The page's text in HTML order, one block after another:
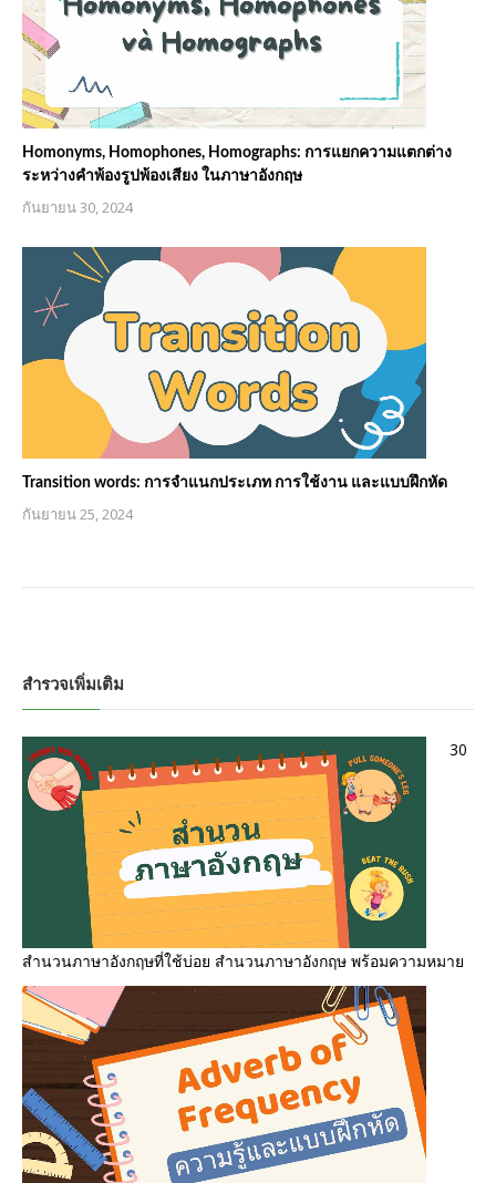
Homonyms, Homophones, Homographs: การแยกความแตกต่าง
ระหว่างคำพ้องรูปพ้องเสียง ในภาษาอังกฤษ
กันยายน 30, 2024
Transition words: การจำแนกประเภท การใช้งาน และแบบฝึกหัด
กันยายน 25, 2024
สำรวจเพิ่มเติม
30
สำนวนภาษาอังกฤษที่ใช้บ่อย สํานวนภาษาอังกฤษ พร้อมความหมาย